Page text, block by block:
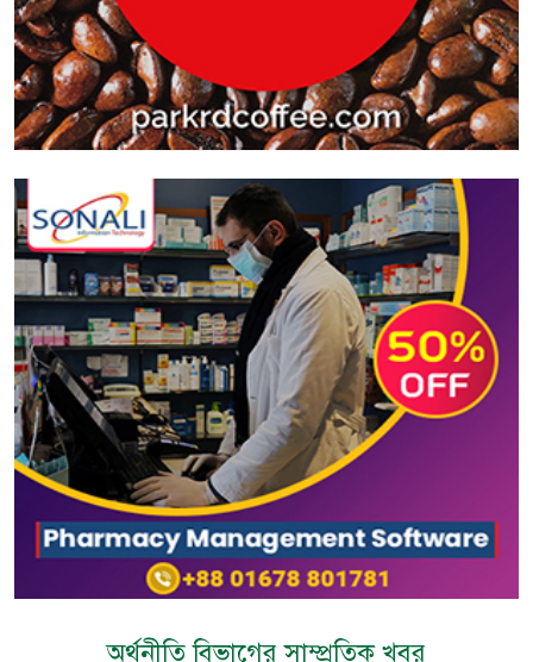
অর্থনীতি বিভাগের সাম্প্রতিক খবর